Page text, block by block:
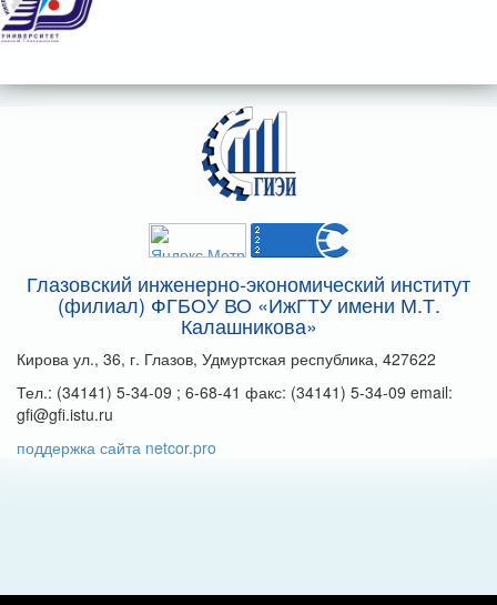
Глазовский инженерно-экономический институт
(филиал) ФГБОУ ВО «ИжГТУ имени М.Т.
Калашникова»
Кирова ул., 36, г. Глазов, Удмуртская республика, 427622
Тел.: (34141) 5-34-09 ; 6-68-41 факс: (34141) 5-34-09 email:
gfi@gfi.istu.ru
поддержка сайта netcor.pro